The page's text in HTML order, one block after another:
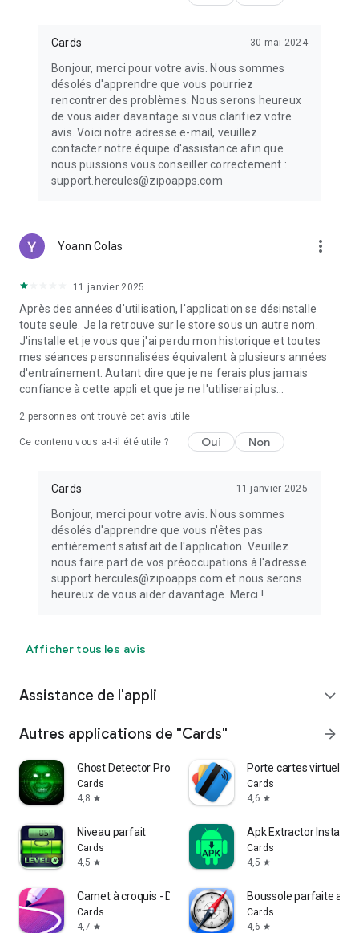
Cards 30 mai 2024
Bonjour, merci pour votre avis. Nous sommes
désolés d'apprendre que vous pourriez
rencontrer des problèmes. Nous serons heureux
de vous aider davantage si vous clarifiez votre
avis. Voici notre adresse e-mail, veuillez
contacter notre équipe d'assistance afin que
nous puissions vous conseiller correctement :
support.hercules@zipoapps.com
Yoann Colas more_vert
11 janvier 2025
Après des années d'utilisation, l'application se désinstalle
toute seule. Je la retrouve sur le store sous un autre nom.
J'installe et je vous que j'ai perdu mon historique et toutes
mes séances personnalisées équivalent à plusieurs années
d'entraînement. Autant dire que je ne ferais plus jamais
confiance à cette appli et que je ne l'utiliserai plus...
2 personnes ont trouvé cet avis utile
Ce contenu vous a-t-il été utile ? Oui Non
Cards 11 janvier 2025
Bonjour, merci pour votre avis. Nous sommes
désolés d'apprendre que vous n'êtes pas
entièrement satisfait de l'application. Veuillez
nous faire part de vos préoccupations à l'adresse
support.hercules@zipoapps.com et nous serons
heureux de vous aider davantage. Merci !
Afficher tous les avis
Assistance de l'appli expand_more
Autres applications de "Cards" arrow_forward
Ghost Detector Pro Radar
Cards
4,8 star
Porte cartes virtuel
Cards
4,6 star
Niveau parfait
Cards
4,5 star
Apk Extractor
Cards
4,5 star
Carnet à croquis - Dessin
Cards
4,7 star
Boussole parfaite
Cards
4,6 star